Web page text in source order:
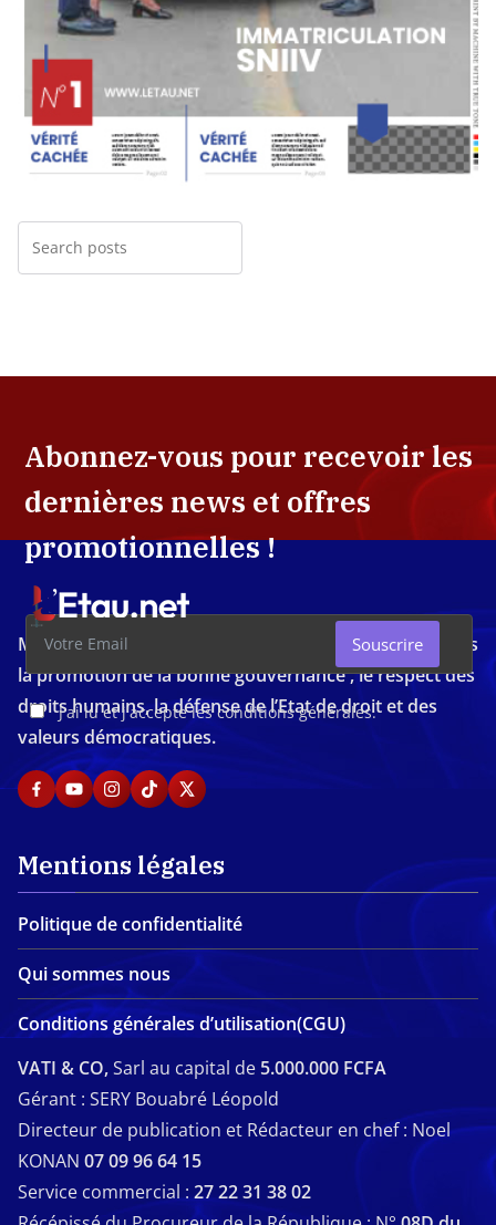
Abonnez-vous pour recevoir les
dernières news et offres
promotionnelles !
J'ai lu et j'accepte les conditions générales.
Souscrire
Média d'investigation ivoirien résolument engagé dans
la promotion de la bonne gouvernance , le respect des
droits humains, la défense de l’Etat de droit et des
valeurs démocratiques.
Mentions légales
Politique de confidentialité
Qui sommes nous
Conditions générales d’utilisation(CGU)
VATI & CO,Sarl au capital de 5.000.000 FCFA
Gérant : SERY Bouabré Léopold
Directeur de publication et Rédacteur en chef : Noel
KONAN 07 09 96 64 15
Service commercial : 27 22 31 38 02